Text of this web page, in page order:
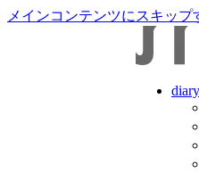
メインコンテンツにスキップ
diary